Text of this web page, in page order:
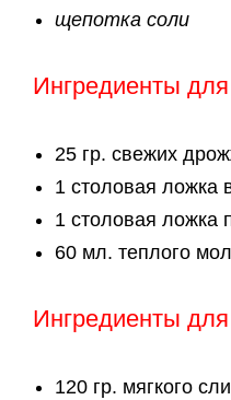
щепотка соли
Ингредиенты для
25 гр. свежих
1 столовая ложка
1 столовая ложка
60 мл. теплого
Ингредиенты
120 гр. мягкого